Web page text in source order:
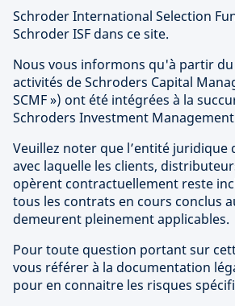
Schroder International Selection
Schroder ISF dans ce site.
Nous vous informons qu'à partir du
activités de Schroders Capital
SCMF ») ont été intégrées à la
Schroders Investment Management
Veuillez noter que l’entité juridique
avec laquelle les clients,
opèrent contractuellement reste
tous les contrats en cours conclus
demeurent pleinement applicables.
Pour toute question portant sur
vous référer à la documentation
pour en connaitre les risques